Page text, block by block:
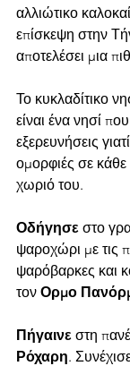
αλλιώτικο
επίσκεψη στην
αποτελέσει μια
Το κυκλαδίτικο
είναι ένα νησί που
εξερευνήσεις
ομορφιές σε κάθε
χωριό του.
Οδήγησε στο
ψαροχώρι με τις
ψαρόβαρκες και
τον Ορμο
Πήγαινε στη
Ρόχαρη.